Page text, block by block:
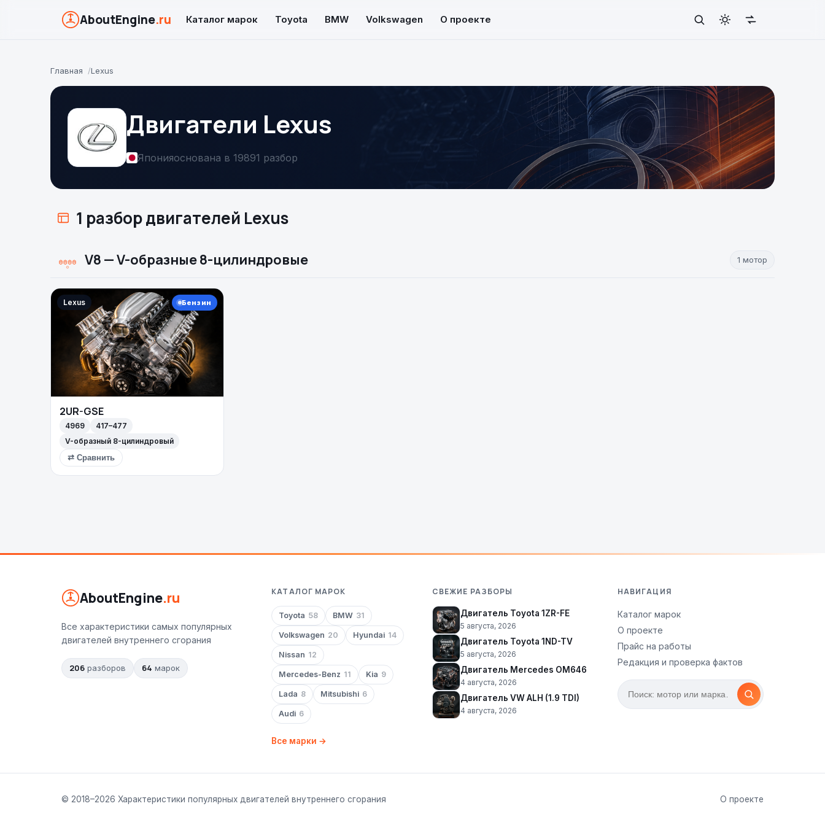
AboutEngine.ru Каталог марок Toyota BMW Volkswagen О проекте
Главная Lexus
Двигатели Lexus
Японияоснована в 19891 разбор
1 разбор двигателей Lexus
V8 — V-образные 8-цилиндровые 1 мотор
Lexus Бензин
2UR-GSE
4969
417–477
V-образный 8-цилиндровый
⇄ Сравнить
AboutEngine.ru
Все характеристики самых популярных
двигателей внутреннего сгорания
206 разборов 64 марок
КАТАЛОГ МАРОК
Toyota 58 BMW 31
Volkswagen 20 Hyundai 14
Nissan 12
Mercedes-Benz 11 Kia 9
Lada 8 Mitsubishi 6
Audi 6
Все марки →
СВЕЖИЕ РАЗБОРЫ
Двигатель Toyota 1ZR-FE
5 августа, 2026
Двигатель Toyota 1ND-TV
5 августа, 2026
Двигатель Mercedes OM646
4 августа, 2026
Двигатель VW ALH (1.9 TDI)
4 августа, 2026
НАВИГАЦИЯ
Каталог марок
О проекте
Прайс на работы
Редакция и проверка фактов
© 2018–2026 Характеристики популярных двигателей внутреннего сгорания О проекте